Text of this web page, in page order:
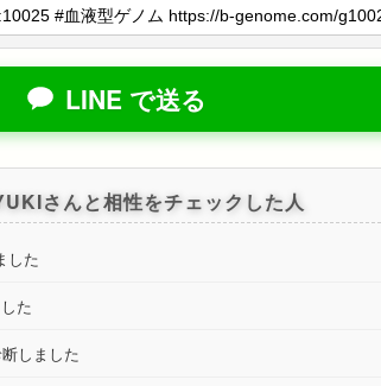
LINE で送る
さんと相性をチェックした人
した
た
しました